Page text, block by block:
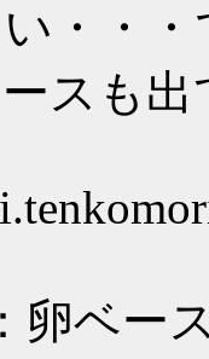
・・
スも
ベー